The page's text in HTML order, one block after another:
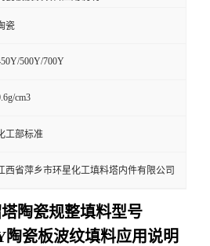
瓷
500Y/700Y
cm3
工部标准
西省萍乡市环星化工填料塔内件有限公司
陶瓷规整填料型号
陶瓷板波纹填料应用说明